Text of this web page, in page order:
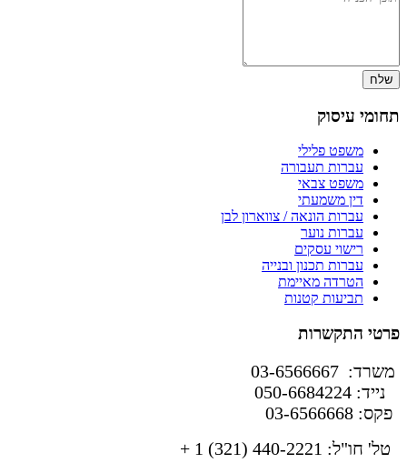
תחומי עיסוק
משפט פלילי
עברות תעבורה
משפט צבאי
דין משמעתי
עברות הונאה / צווארון לבן
עברות נוער
רישוי עסקים
עברות תכנון ובנייה
הטרדה מאיימת
תביעות קטנות
פרטי התקשרות
משרד: 03-6566667
נייד: 050-6684224
פקס: 03-6566668
טל' חו"ל: 440-2221 (321) 1 +